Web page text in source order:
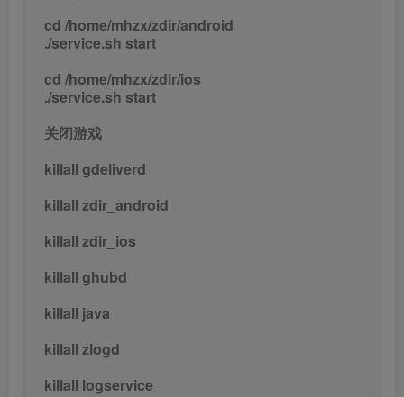
cd /home/mhzx/zdir/android
./service.sh start
cd /home/mhzx/zdir/ios
./service.sh start
关闭游戏
killall gdeliverd
killall zdir_android
killall zdir_ios
killall ghubd
killall java
killall zlogd
killall logservice